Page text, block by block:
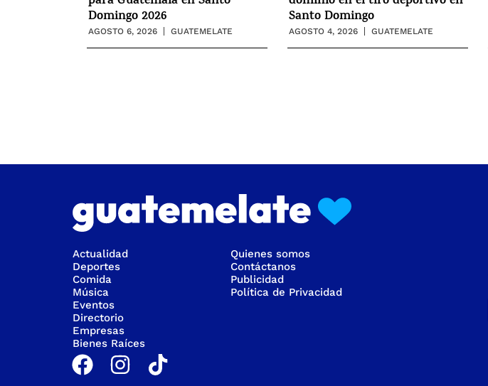
Domingo 2026
AGOSTO 6, 2026 GUATEMELATE
Santo Domingo
AGOSTO 4, 2026 GUATEMELATE
Actualidad
Deportes
Comida
Música
Eventos
Directorio
Empresas
Bienes Raíces
Quienes somos
Contáctanos
Publicidad
Política de Privacidad